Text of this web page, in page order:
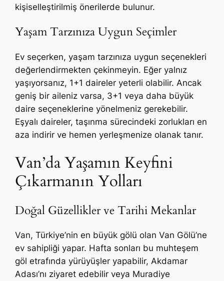
kişiselleştirilmiş önerilerde bulunur.
Yaşam Tarzınıza Uygun Seçimler
Ev seçerken, yaşam tarzınıza uygun seçenekleri
değerlendirmekten çekinmeyin. Eğer yalnız
yaşıyorsanız, 1+1 daireler yeterli olabilir. Ancak
geniş bir aileniz varsa, 3+1 veya daha büyük
daire seçeneklerine yönelmeniz gerekebilir.
Eşyalı daireler, taşınma sürecindeki zorlukları en
aza indirir ve hemen yerleşmenize olanak tanır.
Van’da Yaşamın Keyfini
Çıkarmanın Yolları
Doğal Güzellikler ve Tarihi Mekanlar
Van, Türkiye’nin en büyük gölü olan Van Gölü’ne
ev sahipliği yapar. Hafta sonları bu muhteşem
göl etrafında yürüyüşler yapabilir, Akdamar
Adası’nı ziyaret edebilir veya Muradiye